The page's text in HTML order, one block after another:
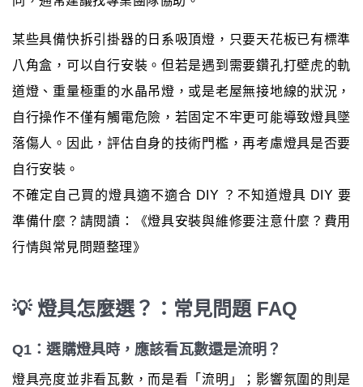
某些具備快拆引掛器的日系吸頂燈，只要天花板已有標準
八角盒，可以自行安裝。但若是遇到需要鑽孔打壁虎的軌
道燈、重量極重的水晶吊燈，或是老屋無接地線的狀況，
自行操作不僅有觸電危險，若固定不牢更可能導致燈具墜
落傷人。因此，評估自身的技術門檻，再考慮燈具是否要
自行安裝。
不確定自己買的燈具適不適合 DIY ？不知道燈具 DIY 要
準備什麼？請閱讀：《燈具安裝與維修要注意什麼？費用
行情與常見問題整理》
💡 燈具怎麼選？：常見問題 FAQ
Q1：選購燈具時，應該看瓦數還是流明？
燈具亮度並非看瓦數，而是看「流明」；影響氛圍的則是